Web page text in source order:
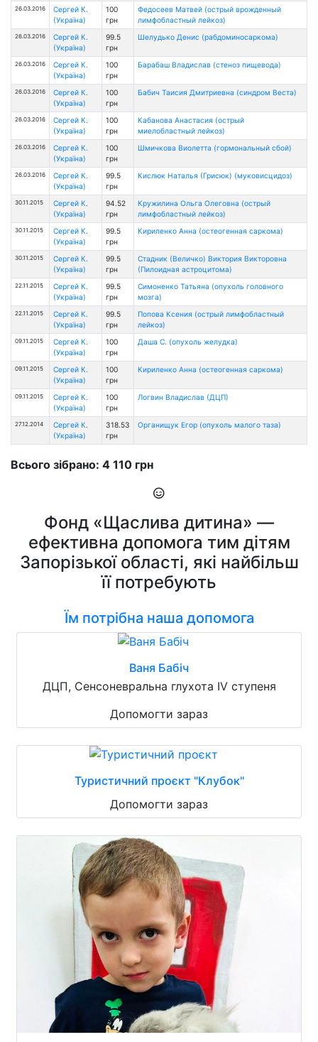
26.03.2016
Сергей К.
(Україна)
100
грн
Федосеев Матвей (острый врожденный
лимфобластный лейкоз)
26.03.2016
Сергей К.
(Україна)
99.5
грн
Шелудько Денис (рабдоминосаркома)
26.03.2016
Сергей К.
(Україна)
100
грн
Барабаш Владислав (стеноз пищевода)
26.03.2016
Сергей К.
(Україна)
100
грн
Бабич Таисия Дмитриевна (синдром Веста)
26.03.2016
Сергей К.
(Україна)
100
грн
Кабанова Анастасия (острый
миелобластный лейкоз)
26.03.2016
Сергей К.
(Україна)
100
грн
Шмичкова Виолетта (гормональный сбой)
26.03.2016
Сергей К.
(Україна)
99.5
грн
Кислюк Наталья (Грисюк) (муковисцидоз)
30.11.2015
Сергей К.
(Україна)
94.52
грн
Кружилина Ольга Олеговна (острый
лимфобластный лейкоз)
30.11.2015
Сергей К.
(Україна)
99.5
грн
Кириленко Анна (остеогенная саркома)
30.11.2015
Сергей К.
(Україна)
99.5
грн
Стадник (Величко) Виктория Викторовна
(Пилоидная астроцитома)
22.11.2015
Сергей К.
(Україна)
99.5
грн
Симоненко Татьяна (опухоль головного
мозга)
22.11.2015
Сергей К.
(Україна)
99.5
грн
Попова Ксения (острый лимфобластный
лейкоз)
09.11.2015
Сергей К.
(Україна)
100
грн
Даша С. (опухоль желудка)
09.11.2015
Сергей К.
(Україна)
100
грн
Кириленко Анна (остеогенная саркома)
09.11.2015
Сергей К.
(Україна)
100
грн
Логвин Владислав (ДЦП)
27.12.2014
Сергей К.
(Україна)
318.53
грн
Органищук Егор (опухоль малого таза)
Всього зібрано: 4 110 грн
Фонд «Щаслива дитина» —
ефективна допомога тим дітям
Запорізької області, які найбільш
її потребують
Їм потрібна наша допомога
Ваня Бабіч
ДЦП, Сенсоневральна глухота IV ступеня
Допомогти зараз
Туристичний проєкт "Клубок"
Допомогти зараз